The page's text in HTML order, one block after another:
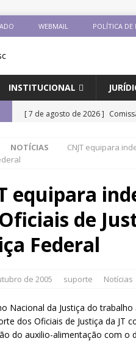
WEBMAIL POLÍTICA DE
INSTITUCIONAL
[ 7 de agosto de 2026 ]
[ 7 de agosto de 2026 ] Salário
DESTAQUES
[ 6 de agosto de 2026 ]
Pensionistas do Serviço Público
CNJ para tratar da retomada
DESTAQUES
NOTÍCIAS
CNJT equipara
equipara
de
Federal
de 2005 suporte Notícias
Nacional da Justiça do
dos Oficiais de Justiça da JT
do auxilio-alimentação com o